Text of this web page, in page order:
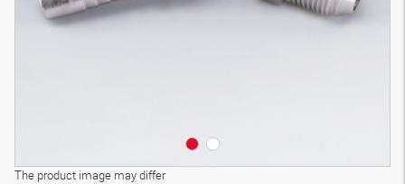
The product image may differ